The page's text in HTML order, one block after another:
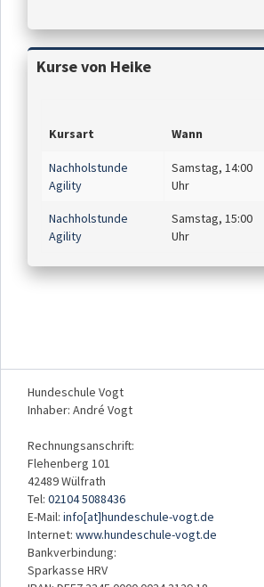
Kurse von Heike
Kursart Wann
Nachholstunde
Agility
Samstag, 14:00
Uhr
Nachholstunde
Agility
Samstag, 15:00
Uhr
Hundeschule Vogt
Inhaber: André Vogt
Rechnungsanschrift:
Flehenberg 101
42489 Wülfrath
Tel: 02104 5088436
E-Mail: info[at]hundeschule-vogt.de
Internet: www.hundeschule-vogt.de
Bankverbindung:
Sparkasse HRV